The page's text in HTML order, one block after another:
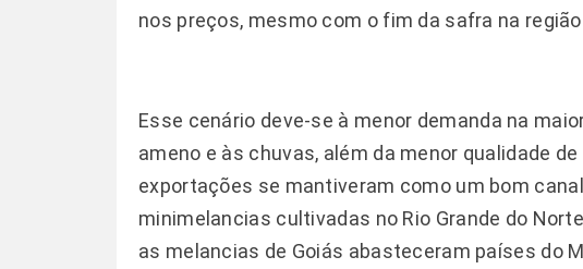
nos preços, mesmo com o fim da safra na região
Esse cenário deve-se à menor demanda na
ameno e às chuvas, além da menor qualidade
exportações se mantiveram como um bom
minimelancias cultivadas no Rio Grande do
as melancias de Goiás abasteceram países do